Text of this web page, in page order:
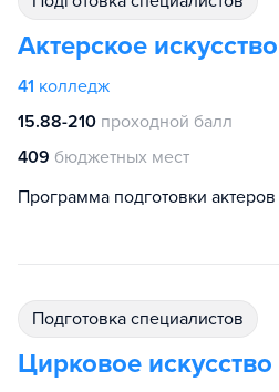
Актерское искусство
41 колледж
15.88-210 проходной балл
409 бюджетных мест
Программа подготовки актеров
подготовка специалистов
Цирковое искусство